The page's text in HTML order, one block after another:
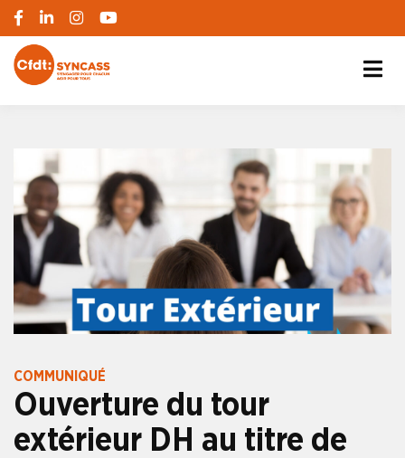
COMMUNIQUÉ
Ouverture du tour
extérieur DH au titre de